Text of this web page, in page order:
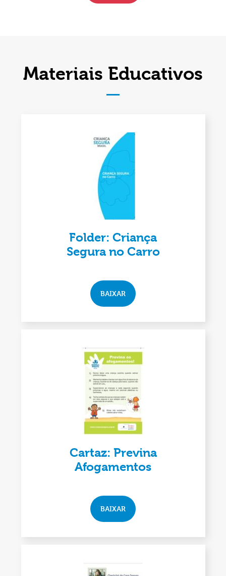
Materiais Educativos
Folder: Criança
Segura no Carro
BAIXAR
Cartaz: Previna
Afogamentos
BAIXAR